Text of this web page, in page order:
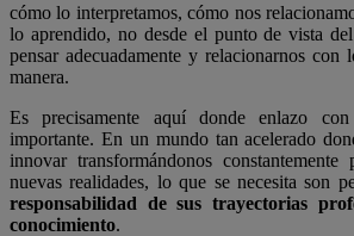
cómo lo interpretamos, cómo nos
lo aprendido, no desde el punto de vista
pensar adecuadamente y relacionarnos con
manera.
Es precisamente aquí donde enlazo
importante. En un mundo tan acelerado
innovar transformándonos
nuevas realidades, lo que se necesita son
responsabilidad de sus trayectorias
conocimiento.